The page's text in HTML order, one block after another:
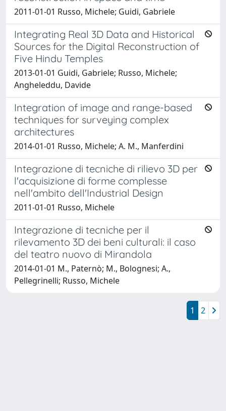
2011-01-01 Russo, Michele; Guidi, Gabriele
Integrating Real 3D Data and Historical
Sources for the Digital Reconstruction of
Five Hindu Temples
2013-01-01 Guidi, Gabriele; Russo, Michele;
Angheleddu, Davide
Integration of image and range-based
techniques for surveying complex
architectures
2014-01-01 Russo, Michele; A. M., Manferdini
Integrazione di tecniche di rilievo 3D per
l'acquisizione di forme complesse
nell'ambito dell'Industrial Design
2011-01-01 Russo, Michele
Integrazione di tecniche per il
rilevamento 3D dei beni culturali: il caso
del teatro nuovo di Mirandola
2014-01-01 M., Paternò; M., Bolognesi; A.,
Pellegrinelli; Russo, Michele
1 2